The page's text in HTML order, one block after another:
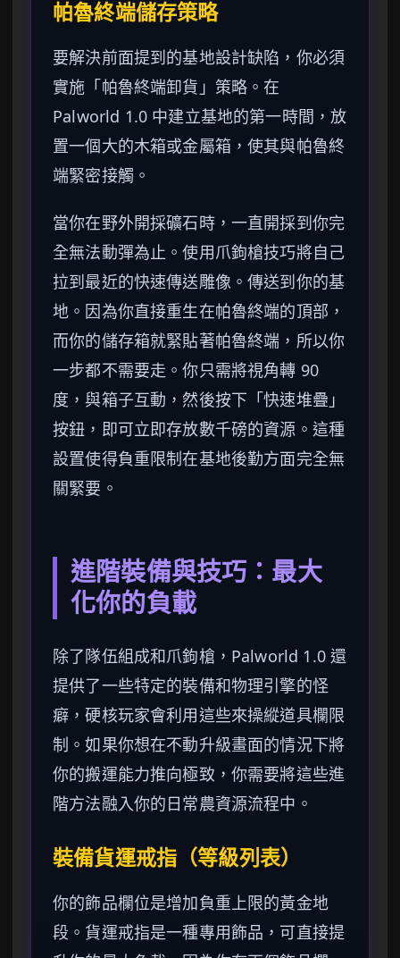
帕魯終端儲存策略
要解決前面提到的基地設計缺陷，你必須
實施「帕魯終端卸貨」策略。在
Palworld 1.0 中建立基地的第一時間，放
置一個大的木箱或金屬箱，使其與帕魯終
端緊密接觸。
當你在野外開採礦石時，一直開採到你完
全無法動彈為止。使用爪鉤槍技巧將自己
拉到最近的快速傳送雕像。傳送到你的基
地。因為你直接重生在帕魯終端的頂部，
而你的儲存箱就緊貼著帕魯終端，所以你
一步都不需要走。你只需將視角轉 90
度，與箱子互動，然後按下「快速堆疊」
按鈕，即可立即存放數千磅的資源。這種
設置使得負重限制在基地後勤方面完全無
關緊要。
進階裝備與技巧：最大
化你的負載
除了隊伍組成和爪鉤槍，Palworld 1.0 還
提供了一些特定的裝備和物理引擎的怪
癖，硬核玩家會利用這些來操縱道具欄限
制。如果你想在不動升級畫面的情況下將
你的搬運能力推向極致，你需要將這些進
階方法融入你的日常農資源流程中。
裝備貨運戒指（等級列表）
你的飾品欄位是增加負重上限的黃金地
段。貨運戒指是一種專用飾品，可直接提